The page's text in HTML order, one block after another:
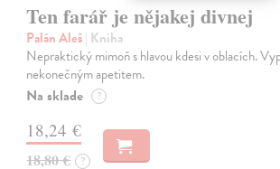
Ten farář je nějakej divnej
Palán Aleš| Kniha
Nepraktický mimoň s hlavou kdesi v oblacích.
nekonečným apetitem.
Na sklade ?
18,24 €
18,80 € ?